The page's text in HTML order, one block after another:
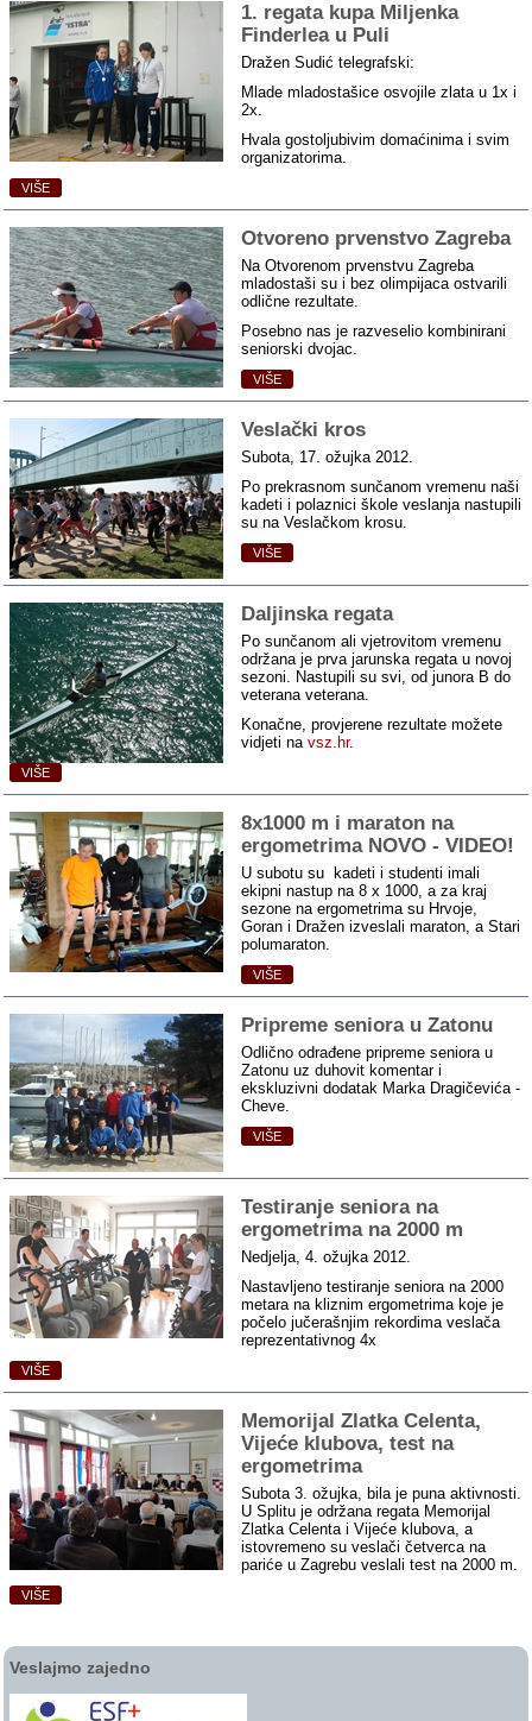
1. regata kupa Miljenka
Finderlea u Puli
Dražen Sudić telegrafski:
Mlade mladostašice osvojile zlata u 1x i
2x.
Hvala gostoljubivim domaćinima i svim
organizatorima.
VIŠE
Otvoreno prvenstvo Zagreba
Na Otvorenom prvenstvu Zagreba
mladostaši su i bez olimpijaca ostvarili
odlične rezultate.
Posebno nas je razveselio kombinirani
seniorski dvojac.
VIŠE
Veslački kros
Subota, 17. ožujka 2012.
Po prekrasnom sunčanom vremenu naši
kadeti i polaznici škole veslanja nastupili
su na Veslačkom krosu.
VIŠE
Daljinska regata
Po sunčanom ali vjetrovitom vremenu
održana je prva jarunska regata u novoj
sezoni. Nastupili su svi, od junora B do
veterana veterana.
Konačne, provjerene rezultate možete
vidjeti navsz.hr.
VIŠE
8x1000 m i maraton na
ergometrima NOVO ‑ VIDEO!
U subotu su kadeti i studenti imali
ekipni nastup na 8 x 1000, a za kraj
sezone na ergometrima su Hrvoje,
Goran i Dražen izveslali maraton, a Stari
polumaraton.
VIŠE
Pripreme seniora u Zatonu
Odlično odrađene pripreme seniora u
Zatonu uz duhovit komentar i
ekskluzivni dodatak Marka Dragičevića -
Cheve.
VIŠE
Testiranje seniora na
ergometrima na 2000 m
Nedjelja, 4. ožujka 2012.
Nastavljeno testiranje seniora na 2000
metara na kliznim ergometrima koje je
počelo jučerašnjim rekordima veslača
reprezentativnog 4x
VIŠE
Memorijal Zlatka Celenta,
Vijeće klubova, test na
ergometrima
Subota 3. ožujka, bila je puna aktivnosti.
U Splitu je održana regata Memorijal
Zlatka Celenta i Vijeće klubova, a
istovremeno su veslači četverca na
pariće u Zagrebu veslali test na 2000 m.
VIŠE
Veslajmo zajedno